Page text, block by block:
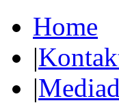
Home
|
|